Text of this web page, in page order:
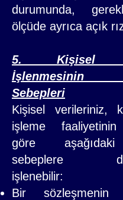
durumunda,
ölçüde ayrıca açık
5. Kişisel
İşlenmesinin
Sebepleri
Kişisel verileriniz,
işleme
göre
sebeplere
işlenebilir:
Bir sözleşmenin